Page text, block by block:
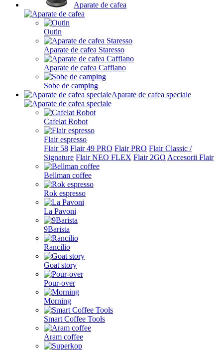
Aparate de cafea
Outin
Aparate de cafea Staresso
Aparate de cafea Cafflano
Sobe de camping
Aparate de cafea speciale
Cafelat Robot
Flair espresso
Flair 58 Flair 49 PRO Flair PRO Flair Classic /
Signature Flair NEO FLEX Flair 2GO Accesorii Flair
Bellman coffee
Rok espresso
La Pavoni
9Barista
Rancilio
Goat story
Pour-over
Morning
Smart Coffee Tools
Aram coffee